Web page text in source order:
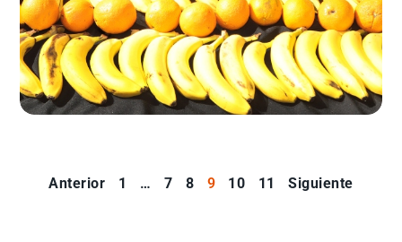
Anterior 1 … 7 8 9 10 11 Siguiente